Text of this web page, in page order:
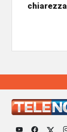
chiarezza